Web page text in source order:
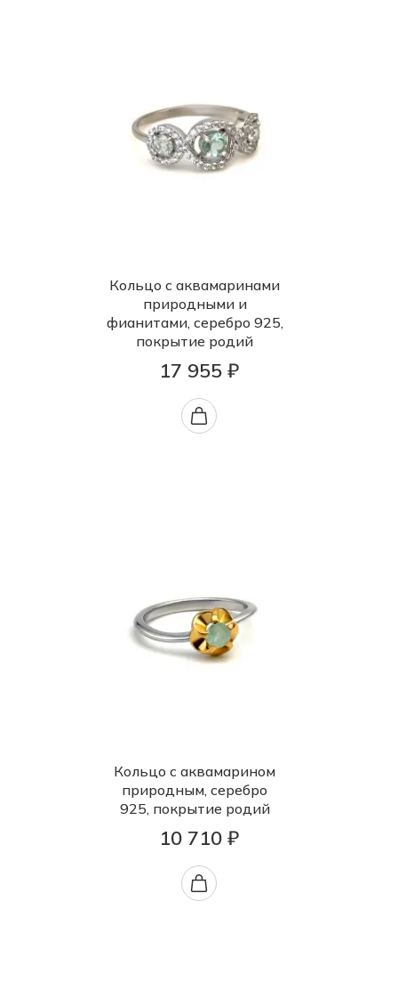
Кольцо с аквамаринами
природными и
фианитами, серебро 925,
покрытие родий
17 955 ₽
Кольцо с аквамарином
природным, серебро
925, покрытие родий
10 710 ₽